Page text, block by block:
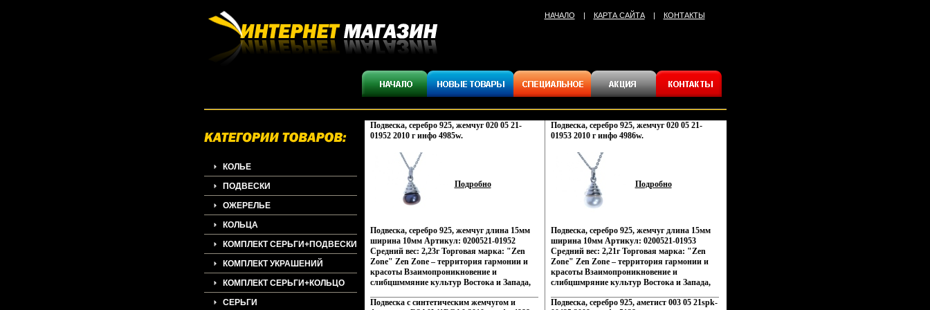
НАЧАЛО | КАРТА САЙТА| КОНТАКТЫ
КОЛЬЕ
ПОДВЕСКИ
ОЖЕРЕЛЬЕ
КОЛЬЦА
КОМПЛЕКТ СЕРЬГИ+ПОДВЕСКИ
КОМПЛЕКТ УКРАШЕНИЙ
КОМПЛЕКТ СЕРЬГИ+КОЛЬЦО
СЕРЬГИ
Подвеска, серебро 925, жемчуг 020 05 21-
01952 2010 г инфо 4985w.
Подробно
Подвеска, серебро 925, жемчуг длина 15мм
ширина 10мм Артикул: 0200521-01952
Средний вес: 2,23г Торговая марка: "Zen
Zone" Zen Zone – территория гармонии и
красоты Взаимопроникновение и
слибцшммяние культур Востока и Запада,
противоположностей Настроения неонового
Подвеска c синтетическим жемчугом и
Подвеска, серебро 925, жемчуг 020 05 21-
01953 2010 г инфо 4986w.
Подробно
Подвеска, серебро 925, жемчуг длина 15мм
ширина 10мм Артикул: 0200521-01953
Средний вес: 2,21г Торговая марка: "Zen
Zone" Zen Zone – территория гармонии и
красоты Взаимопроникновение и
слибцшмряние культур Востока и Запада,
противоположностей Настроения неонового
Подвеска, серебро 925, аметист 003 05 21spk-